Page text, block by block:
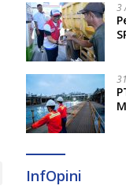
3
InfOpini